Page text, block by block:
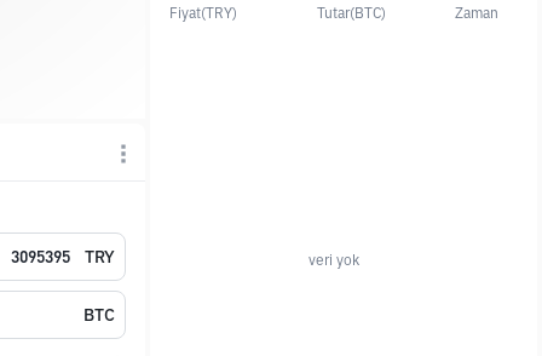
TRY
BTC
Fiyat(TRY) Tutar(BTC) Zaman
veri yok